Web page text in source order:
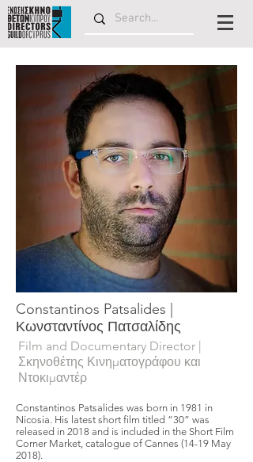
Constantinos Patsalides |
Κωνσταντίνος Πατσαλίδης
Film and Documentary Director |
Σκηνοθέτης Κινηματογράφου και
Ντοκιμαντέρ
Constantinos Patsalides was born in 1981 in
Nicosia. His latest short film titled “30” was
released in 2018 and is included in the Short Film
Corner Market, catalogue of Cannes (14-19 May
2018).